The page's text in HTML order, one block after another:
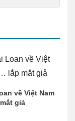
về Việt Nam
giả